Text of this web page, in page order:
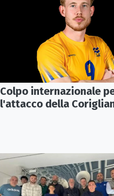
Colpo internazionale
l'attacco della
arriva l'opposto